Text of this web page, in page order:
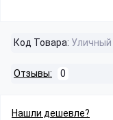
Код Товара: Уличный
Отзывы: 0
Нашли дешевле?